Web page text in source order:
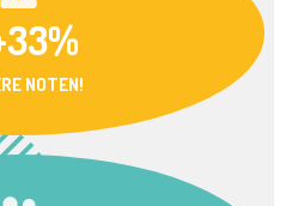
NOTEN!